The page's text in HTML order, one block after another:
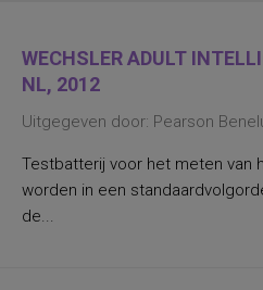
WECHSLER ADULT
NL, 2012
Uitgegeven door: Pearson
Testbatterij voor het meten van
worden in een
de...